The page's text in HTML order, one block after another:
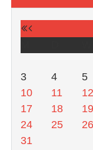
3
4 5
10
11 12
17
18 19
24
25 26
31